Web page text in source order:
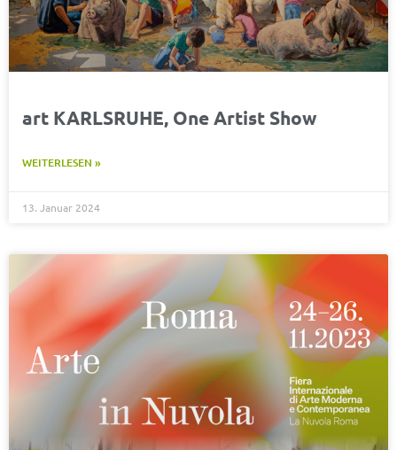
art KARLSRUHE, One Artist Show
WEITERLESEN »
13. Januar 2024